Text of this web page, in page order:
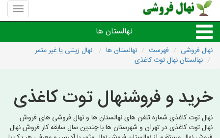
منوی
سایت
فروشی
نهالستان ها
نهال های مثمر،میوه
نهال های زینتی،غیرمثمر
نهال های کمیاب،خاص
نهال فروشی فهرست نهالستان ها
نهال زینتی یا غیر مثمر
نهالستان نهال توت کاغذی
خرید و فروشنهال توت کاغذی
نهال توت کاغذی شماره تلفن های نهالستان ها و نهال فروشی های فروش
نهال توت کاغذی در تهران و شهرستان ها با چندین سال سابقه کار فروش نهال